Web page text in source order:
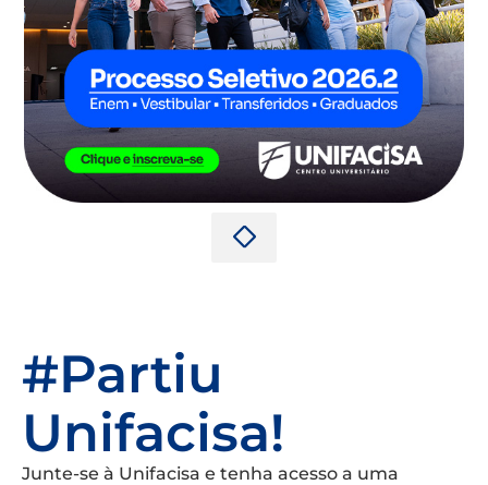
#Partiu
Unifacisa!
Junte-se à Unifacisa e tenha acesso a uma